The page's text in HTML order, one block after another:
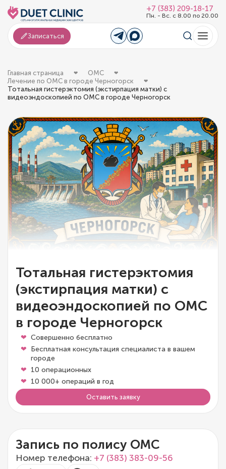
+7 (383) 209-18-17
Пн. - Вс. с 8.00 по 20.00
Записаться
Главная страница
ОМС
Лечение по ОМС в городе Черногорск
Тотальная гистерэктомия (экстирпация матки) с
видеоэндоскопией по ОМС в городе Черногорск
Тотальная гистерэктомия
(экстирпация матки) с
видеоэндоскопией по ОМС
в городе Черногорск
Совершенно бесплатно
Бесплатная консультация специалиста в вашем
городе
10 операционных
10 000+ операций в год
Оставить заявку
Запись по полису ОМС
Номер телефона: +7 (383) 383-09-56